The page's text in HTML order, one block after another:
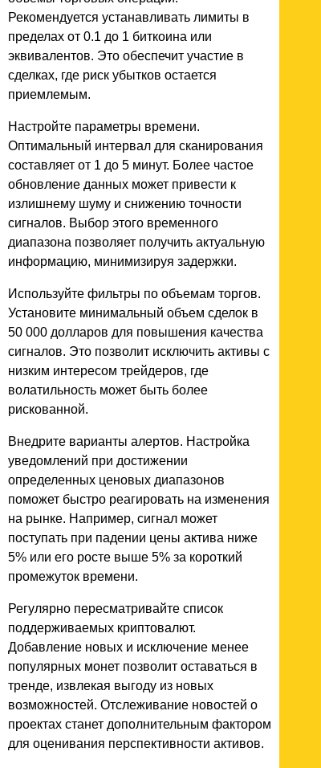
Рекомендуется устанавливать лимиты в
пределах от 0.1 до 1 биткоина или
эквивалентов. Это обеспечит участие в
сделках, где риск убытков остается
приемлемым.
Настройте параметры времени.
Оптимальный интервал для сканирования
составляет от 1 до 5 минут. Более частое
обновление данных может привести к
излишнему шуму и снижению точности
сигналов. Выбор этого временного
диапазона позволяет получить актуальную
информацию, минимизируя задержки.
Используйте фильтры по объемам торгов.
Установите минимальный объем сделок в
50 000 долларов для повышения качества
сигналов. Это позволит исключить активы с
низким интересом трейдеров, где
волатильность может быть более
рискованной.
Внедрите варианты алертов. Настройка
уведомлений при достижении
определенных ценовых диапазонов
поможет быстро реагировать на изменения
на рынке. Например, сигнал может
поступать при падении цены актива ниже
5% или его росте выше 5% за короткий
промежуток времени.
Регулярно пересматривайте список
поддерживаемых криптовалют.
Добавление новых и исключение менее
популярных монет позволит оставаться в
тренде, извлекая выгоду из новых
возможностей. Отслеживание новостей о
проектах станет дополнительным фактором
для оценивания перспективности активов.